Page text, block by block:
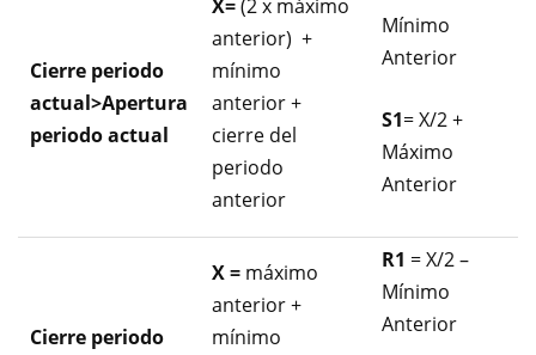
Cierre periodo
actual>Apertura
periodo actual
X=(2 x máximo
anterior) +
mínimo
anterior +
cierre del
periodo
anterior
Mínimo
Anterior
S1= X/2 +
Máximo
Anterior
Cierre periodo
X = máximo
anterior +
mínimo
R1 = X/2 –
Mínimo
Anterior